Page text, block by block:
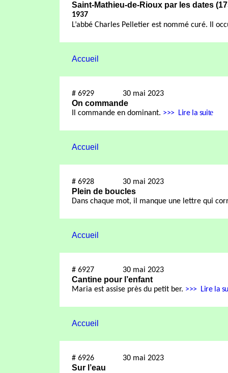
Saint-Mathieu-de-Rioux par les dates
1937
L’abbé Charles Pelletier est nommé curé. Il
Accueil
# 6929 30 mai 2023
On commande
Il commande en dominant. >>> Lire la suite
Accueil
# 6928 30 mai 2023
Plein de boucles
Dans chaque mot, il manque une lettre qui
Accueil
# 6927 30 mai 2023
Cantine pour l’enfant
Maria est assise près du petit ber. >>> Lire la
Accueil
# 6926 30 mai 2023
Sur l’eau